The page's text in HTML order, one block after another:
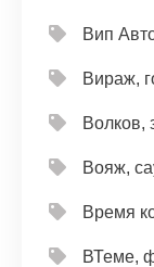
Вип
Вираж,
Волков,
Вояж,
Время
ВТеме,